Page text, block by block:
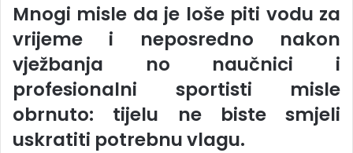
Mnogi misle da je loše piti vodu za
vrijeme i neposredno nakon
vježbanja no naučnici i
profesionalni sportisti misle
obrnuto: tijelu ne biste smjeli
uskratiti potrebnu vlagu.